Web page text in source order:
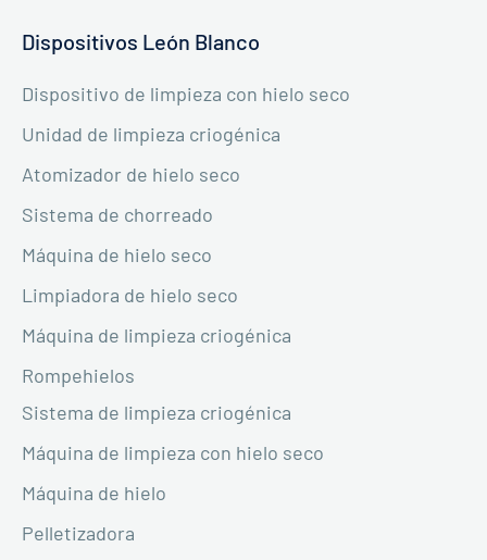
Dispositivos León Blanco
Dispositivo de limpieza con hielo seco
Unidad de limpieza criogénica
Atomizador de hielo seco
Sistema de chorreado
Máquina de hielo seco
Limpiadora de hielo seco
Máquina de limpieza criogénica
Rompehielos
Sistema de limpieza criogénica
Máquina de limpieza con hielo seco
Máquina de hielo
Pelletizadora